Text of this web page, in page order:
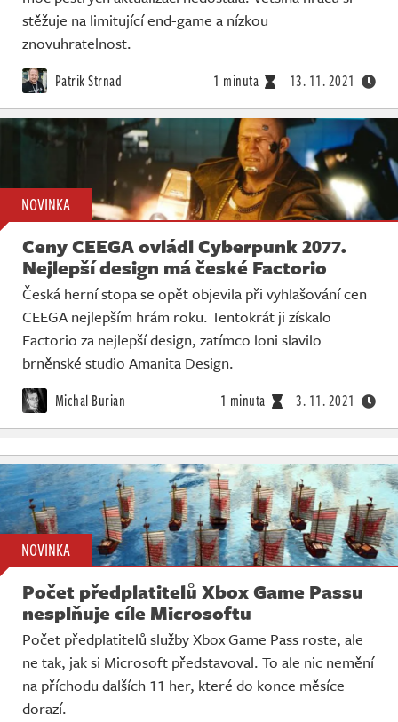
stěžuje na limitující end-game a nízkou
znovuhratelnost.
Patrik Strnad 1 minuta 13. 11. 2021
NOVINKA
Ceny CEEGA ovládl Cyberpunk 2077.
Nejlepší design má české Factorio
Česká herní stopa se opět objevila při vyhlašování cen
CEEGA nejlepším hrám roku. Tentokrát ji získalo
Factorio za nejlepší design, zatímco loni slavilo
brněnské studio Amanita Design.
Michal Burian 1 minuta 3. 11. 2021
NOVINKA
Počet předplatitelů Xbox Game Passu
nesplňuje cíle Microsoftu
Počet předplatitelů služby Xbox Game Pass roste, ale
ne tak, jak si Microsoft představoval. To ale nic nemění
na příchodu dalších 11 her, které do konce měsíce
dorazí.